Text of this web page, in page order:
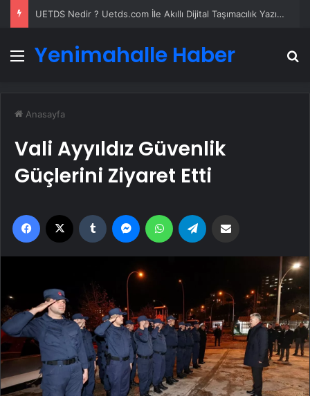
UETDS Nedir ? Uetds.com İle Akıllı Dijital Taşımacılık Yazılımı
Menü
Yenimahalle Haber
Anasayfa
Vali Ayyıldız Güvenlik
Güçlerini Ziyaret Etti
Facebook Tumblr MessengerWhatsApp